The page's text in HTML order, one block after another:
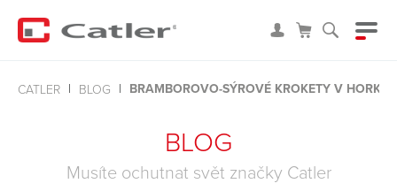
CATLER BLOG BRAMBOROVO-SÝROVÉ KROKETY V
BLOG
Musíte ochutnat svět značky Catler